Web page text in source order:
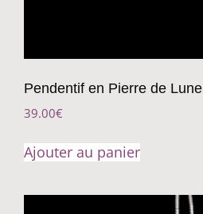
Pendentif en Pierre de Lune
39.00€
Ajouter au panier